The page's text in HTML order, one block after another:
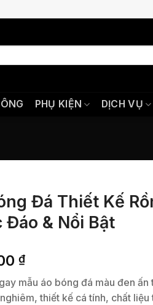
PHỤ KIỆN DỊCH VỤ
Đá Thiết Kế
Đáo & Nổi Bật
₫
mẫu áo bóng đá màu đen
thiết kế cá tính, chất